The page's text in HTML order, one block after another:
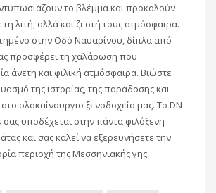
το βλέμμα και προκαλούν
τη λιτή, αλλά και ζεστή τους ατμόσφαιρα.
στην Οδό Ναυαρίνου, δίπλα από
προσφέρει τη χαλάρωση που
άνετη και φιλική ατμόσφαιρα. Βιώστε
της ιστορίας, της παράδοσης και
ολοκαίνουργιο ξενοδοχείο μας. Το DN
υποδέχεται στην πάντα φιλόξενη
και σας καλεί να εξερευνήσετε την
περιοχή της Μεσσηνιακής γης.